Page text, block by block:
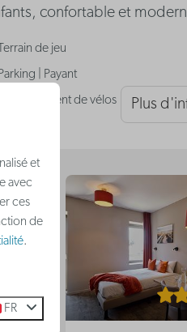
confortable et
Terrain de jeu
Parking | Payant
Stationnement de vélos
Plus
9
et
avec
ces
de
.
FR